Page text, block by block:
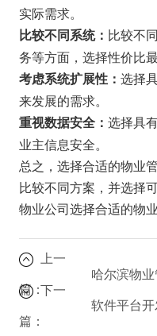
实际需求。
比较不同系统： 比较不
务等方面，选择性价比最
考虑系统扩展性： 选择
来发展的需求。
重视数据安全： 选择具
业主信息安全。
总之，选择合适的物业
比较不同方案，并选择
物业公司选择合适的物
上一
篇：下一
篇：